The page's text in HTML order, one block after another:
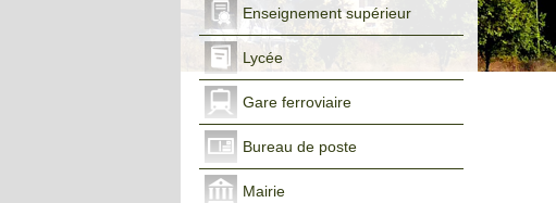
Enseignement supérieur
Lycée
Gare ferroviaire
Bureau de poste
Mairie